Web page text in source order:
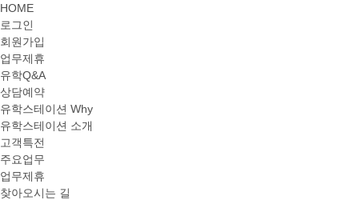
HOME
로그인
회원가입
업무제휴
유학Q&A
상담예약
유학스테이션 Why
유학스테이션 소개
고객특전
주요업무
업무제휴
찾아오시는 길